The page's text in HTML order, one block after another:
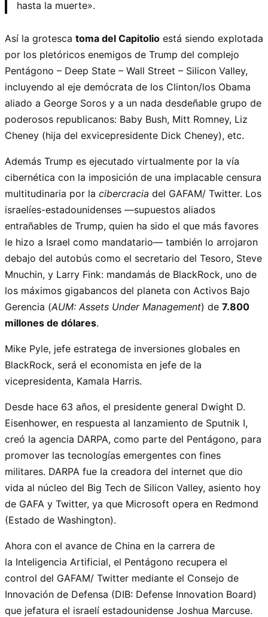
hasta la muerte».
Así la grotesca toma del Capitolio está siendo explotada
por los pletóricos enemigos de Trump del complejo
Pentágono – Deep State – Wall Street – Silicon Valley,
incluyendo al eje demócrata de los Clinton/los Obama
aliado a George Soros y a un nada desdeñable grupo de
poderosos republicanos: Baby Bush, Mitt Romney, Liz
Cheney (hija del exvicepresidente Dick Cheney), etc.
Además Trump es ejecutado virtualmente por la vía
cibernética con la imposición de una implacable censura
multitudinaria por la cibercracia del GAFAM/ Twitter. Los
israelíes-estadounidenses —supuestos aliados
entrañables de Trump, quien ha sido el que más favores
le hizo a Israel como mandatario— también lo arrojaron
debajo del autobús como el secretario del Tesoro, Steve
Mnuchin, y Larry Fink: mandamás de BlackRock, uno de
los máximos gigabancos del planeta con Activos Bajo
Gerencia (AUM: Assets Under Management) de 7.800
millones de dólares.
Mike Pyle, jefe estratega de inversiones globales en
BlackRock, será el economista en jefe de la
vicepresidenta, Kamala Harris.
Desde hace 63 años, el presidente general Dwight D.
Eisenhower, en respuesta al lanzamiento de Sputnik I,
creó la agencia DARPA, como parte del Pentágono, para
promover las tecnologías emergentes con fines
militares. DARPA fue la creadora del internet que dio
vida al núcleo del Big Tech de Silicon Valley, asiento hoy
de GAFA y Twitter, ya que Microsoft opera en Redmond
(Estado de Washington).
Ahora con el avance de China en la carrera de
la Inteligencia Artificial, el Pentágono recupera el
control del GAFAM/ Twitter mediante el Consejo de
Innovación de Defensa (DIB: Defense Innovation Board)
que jefatura el israelí estadounidense Joshua Marcuse.